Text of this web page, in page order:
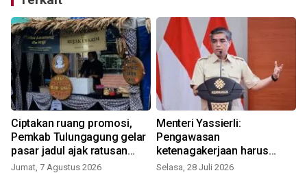
Ciptakan ruang promosi,
Pemkab Tulungagung gelar
pasar jadul ajak ratusan
UMKM lokal
Jumat, 7 Agustus 2026
Menteri Yassierli:
Pengawasan
ketenagakerjaan harus
berbasis risiko dan
Selasa, 28 Juli 2026